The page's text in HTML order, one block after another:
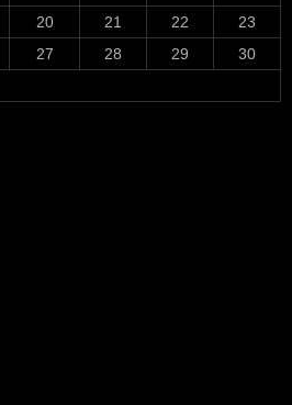
20 21 22
23
27 28 29
30